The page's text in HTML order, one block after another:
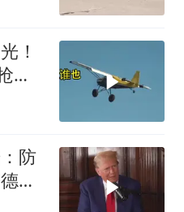
！
先
防
莱